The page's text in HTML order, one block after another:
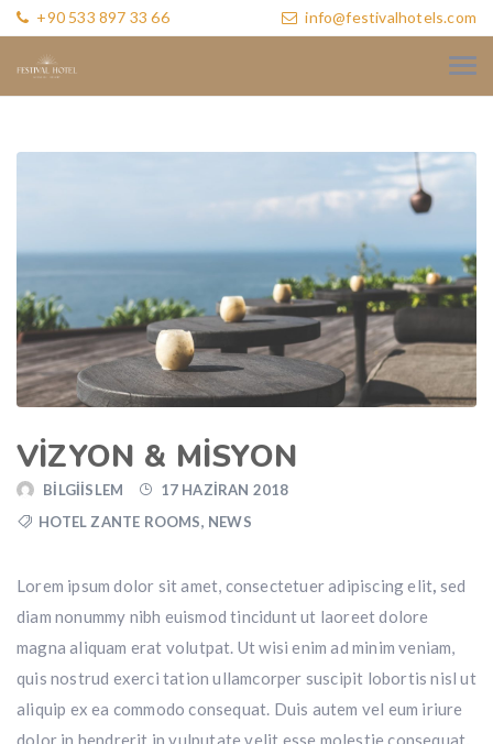
+90 533 897 33 66 info@festivalhotels.com
VIZYON & MISYON
BILGIISLEM
17 HAZIRAN 2018
HOTEL ZANTE ROOMS, NEWS
Lorem ipsum dolor sit amet, consectetuer adipiscing elit, sed
diam nonummy nibh euismod tincidunt ut laoreet dolore
magna aliquam erat volutpat. Ut wisi enim ad minim veniam,
quis nostrud exerci tation ullamcorper suscipit lobortis nisl ut
aliquip ex ea commodo consequat. Duis autem vel eum iriure
dolor in hendrerit in vulputate velit esse molestie consequat,